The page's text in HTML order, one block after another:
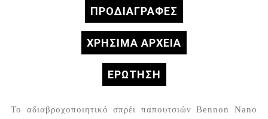
ΠΡΟΔΙΑΓΡΑΦΈΣ
ΧΡΗΣΙΜΑ ΑΡΧΕΙΑ
ΕΡΏΤΗΣΗ
Το αδιαβροχοποιητικό σπρέι παπουτσιών Bennon Nano